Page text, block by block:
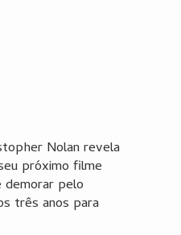
Nolan revela
próximo filme
demorar pelo
três anos para